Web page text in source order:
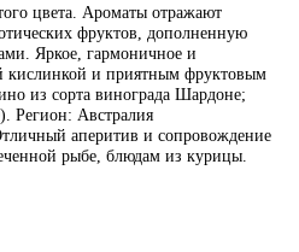
цвета. Ароматы отражают
фруктов, дополненную
Яркое, гармоничное и
кислинкой и приятным фруктовым
из сорта винограда Шардоне;
Регион: Австралия
аперитив и сопровождение
рыбе, блюдам из курицы.